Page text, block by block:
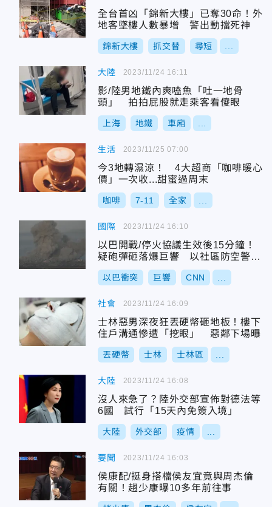
全台首凶「錦新大樓」已奪30命！外
地客墜樓人數暴增 警出動擋死神
錦新大樓 抓交替 尋短
大陸
影/陸男地鐵內爽嗑魚「吐一地骨
頭」 拍拍屁股就走乘客看傻眼
上海 地鐵 車廂
2023/11/24 16:11
生活
今3地轉濕涼！ 4大超商「咖啡暖心
價」一次收...甜蜜過周末
咖啡 7-11 全家
2023/11/25 07:00
國際
以巴開戰/停火協議生效後15分鐘！
疑砲彈砸落爆巨響 以社區防空警報
大作
以巴衝突 巨響 CNN
2023/11/24 16:10
社會
士林惡男深夜狂丟硬幣砸地板！樓下
住戶溝通慘遭「挖眼」 惡鄰下場曝
丟硬幣 士林 士林區
2023/11/24 16:09
大陸
沒人來急了？陸外交部宣佈對德法等
6國 試行「15天內免簽入境」
大陸 外交部 疫情
2023/11/24 16:08
要聞
侯康配/挺身搭檔侯友宜竟與周杰倫
有關！趙少康曝10多年前往事
2023/11/24 16:03